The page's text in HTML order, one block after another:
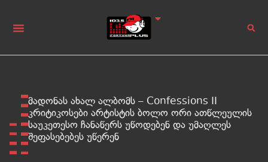
მადონას ახალ ალბომს – Confessions II
კრიტიკოსები არტისტის ბოლო ორი ათწლეულის
საუკეთესო ჩანაწერს უწოდებენ და უმაღლეს
შეფასებებეს უწერენ